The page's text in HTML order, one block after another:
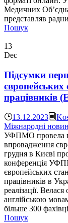
Медичних
представляв
Пошук
13
Dec
Підсумки
європейських
працівників
13.12.2023
Міжнародні
УФПМО провела
впровадження
грудня в Києві
конференція
європейських
працівників в
реалізації.
англійською
більше 300
Пошук